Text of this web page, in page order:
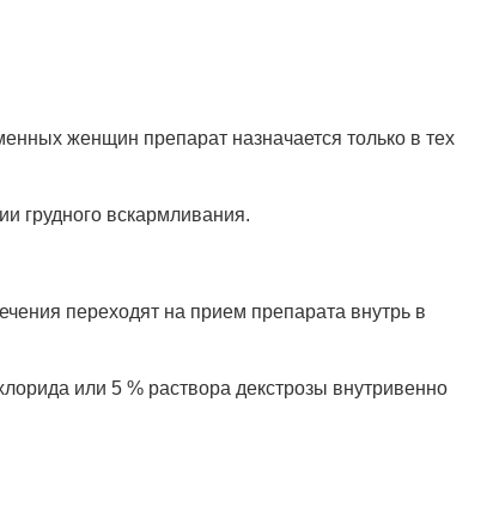
женщин препарат назначается только в тех
грудного вскармливания.
переходят на прием препарата внутрь в
или 5 % раствора декстрозы внутривенно